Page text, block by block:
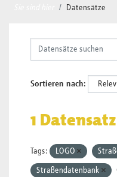
Datensätze
Sortieren nach
1
Tags: LOGO
Straßendatenbank